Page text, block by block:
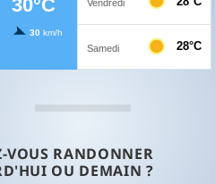
VOUS RANDONNER
OU DEMAIN ?